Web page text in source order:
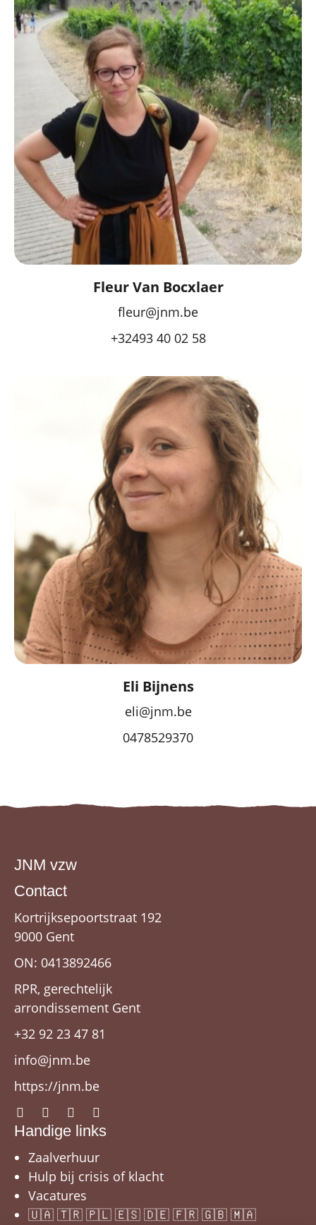
Fleur Van Bocxlaer
fleur@jnm.be
+32493 40 02 58
Eli Bijnens
eli@jnm.be
0478529370
JNM vzw
Contact
Kortrijksepoortstraat 192
9000 Gent
ON: 0413892466
RPR, gerechtelijk
arrondissement Gent
+32 92 23 47 81
info@jnm.be
https://jnm.be
Handige links
Zaalverhuur
Hulp bij crisis of klacht
Vacatures
🇺🇦 🇹🇷 🇵🇱 🇪🇸 🇩🇪 🇫🇷 🇬🇧 🇲🇦